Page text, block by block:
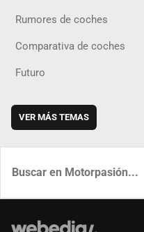
Rumores de coches
Comparativa de coches
Futuro
VER MÁS TEMAS